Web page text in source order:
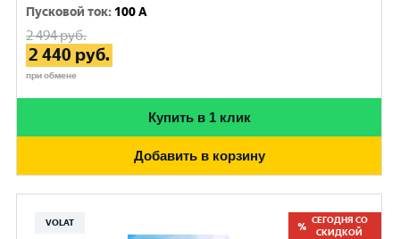
Пусковой ток: 100 A
2 494руб.
2 440 руб.
при обмене
Купить в 1 клик
Добавить в корзину
VOLAT
СЕГОДНЯ СО
СКИДКОЙ